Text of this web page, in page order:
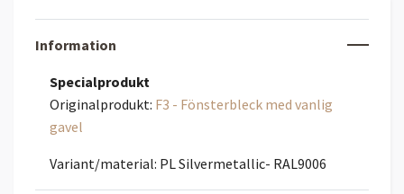
Information
Specialprodukt
Originalprodukt: F3 - Fönsterbleck med vanlig
gavel
Variant/material: PL Silvermetallic- RAL9006